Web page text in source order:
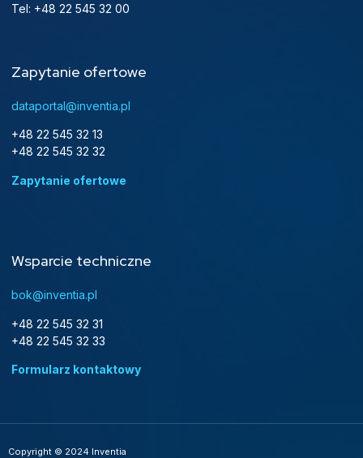
Tel: +48 22 545 32 00
Zapytanie ofertowe
dataportal@inventia.pl
+48 22 545 32 13
+48 22 545 32 32
Zapytanie ofertowe
Wsparcie techniczne
bok@inventia.pl
+48 22 545 32 31
+48 22 545 32 33
Formularz kontaktowy
Copyright © 2024 Inventia